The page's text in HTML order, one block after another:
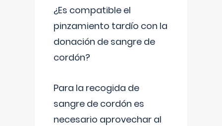
¿Es compatible el
pinzamiento tardío con la
donación de sangre de
cordón?
Para la recogida de
sangre de cordón es
necesario aprovechar al